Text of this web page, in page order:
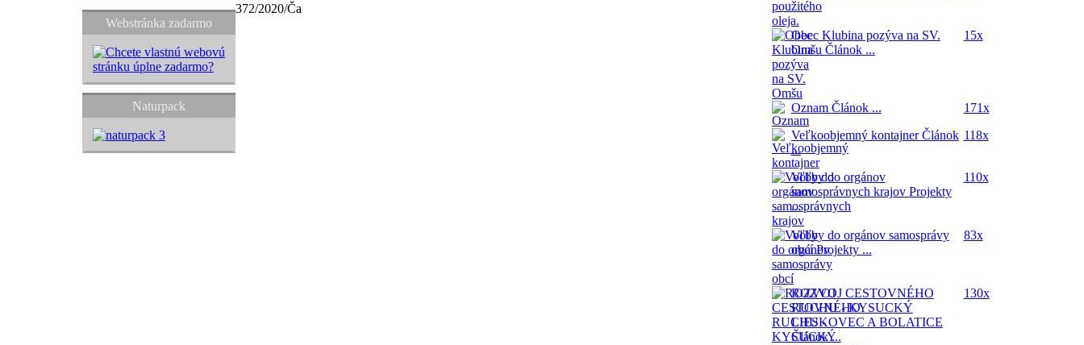
Webstránka zadarmo
Naturpack
372/2020/Ča
Obec Klubina pozýva na SV.
Omšu Článok ...
15x
Oznam Článok ...
171x
Veľkoobjemný kontajnerČlánok
...
118x
Voľby do orgánov
samosprávnych krajov Projekty
...
110x
Voľby do orgánov samosprávy
obcíProjekty ...
83x
ROZVOJ CESTOVNÉHO
RUCHU - KYSUCKÝ
LIESKOVEC A BOLATICE
Článok ...
130x